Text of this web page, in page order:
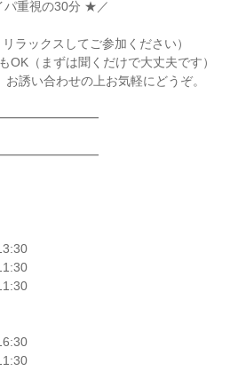
パ重視の30分 ★／
ラックスしてご参加ください）
OK（まずは聞くだけで大丈夫です）
誘い合わせの上お気軽にどうぞ。